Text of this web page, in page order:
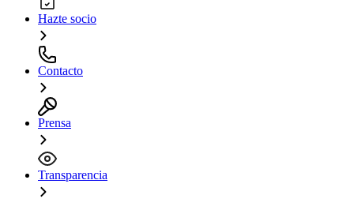
Hazte socio
Contacto
Prensa
Transparencia